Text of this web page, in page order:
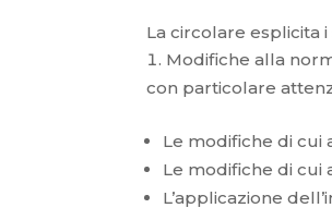
La circolare esplicita
Modifiche alla
con particolare
Le modifiche di cui
Le modifiche di cui
L’applicazione